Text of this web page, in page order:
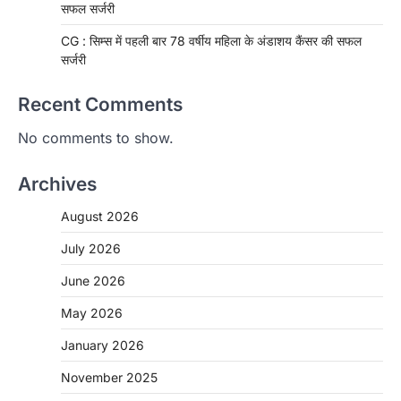
सफल सर्जरी
CG : सिम्स में पहली बार 78 वर्षीय महिला के अंडाशय कैंसर की सफल
सर्जरी
Recent Comments
No comments to show.
Archives
August 2026
July 2026
June 2026
May 2026
January 2026
November 2025
CHHATTISGARH
CG: 1 से 19 वर्ष तक के बच्चों को निःशुल्क दी
जाएगी एल्बेंडाजोल
More Khabar August 7, 2026